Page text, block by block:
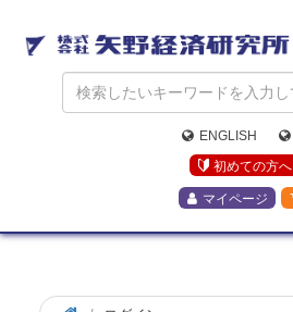
矢
野
経
済
研
究
所
ENGLISH
初めての方へ
マイページ